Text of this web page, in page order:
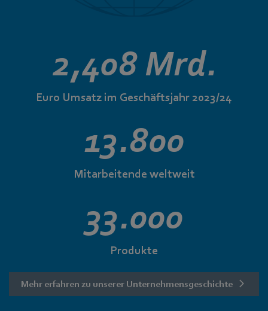
2,408 Mrd.
Euro Umsatz im Geschäftsjahr 2023/24
13.800
Mitarbeitende weltweit
33.000
Produkte
Mehr erfahren zu unserer Unternehmensgeschichte